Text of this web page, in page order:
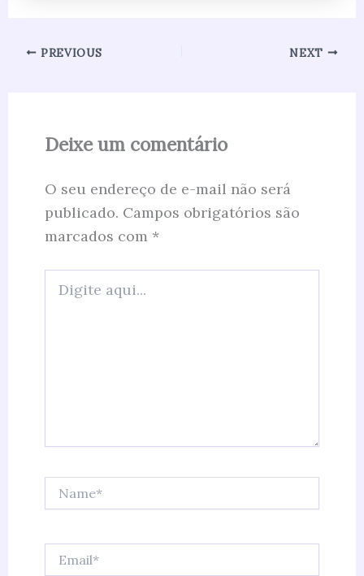
PREVIOUS NEXT
Deixe um comentário
O seu endereço de e-mail não será
publicado. Campos obrigatórios são
marcados com *
aqui...